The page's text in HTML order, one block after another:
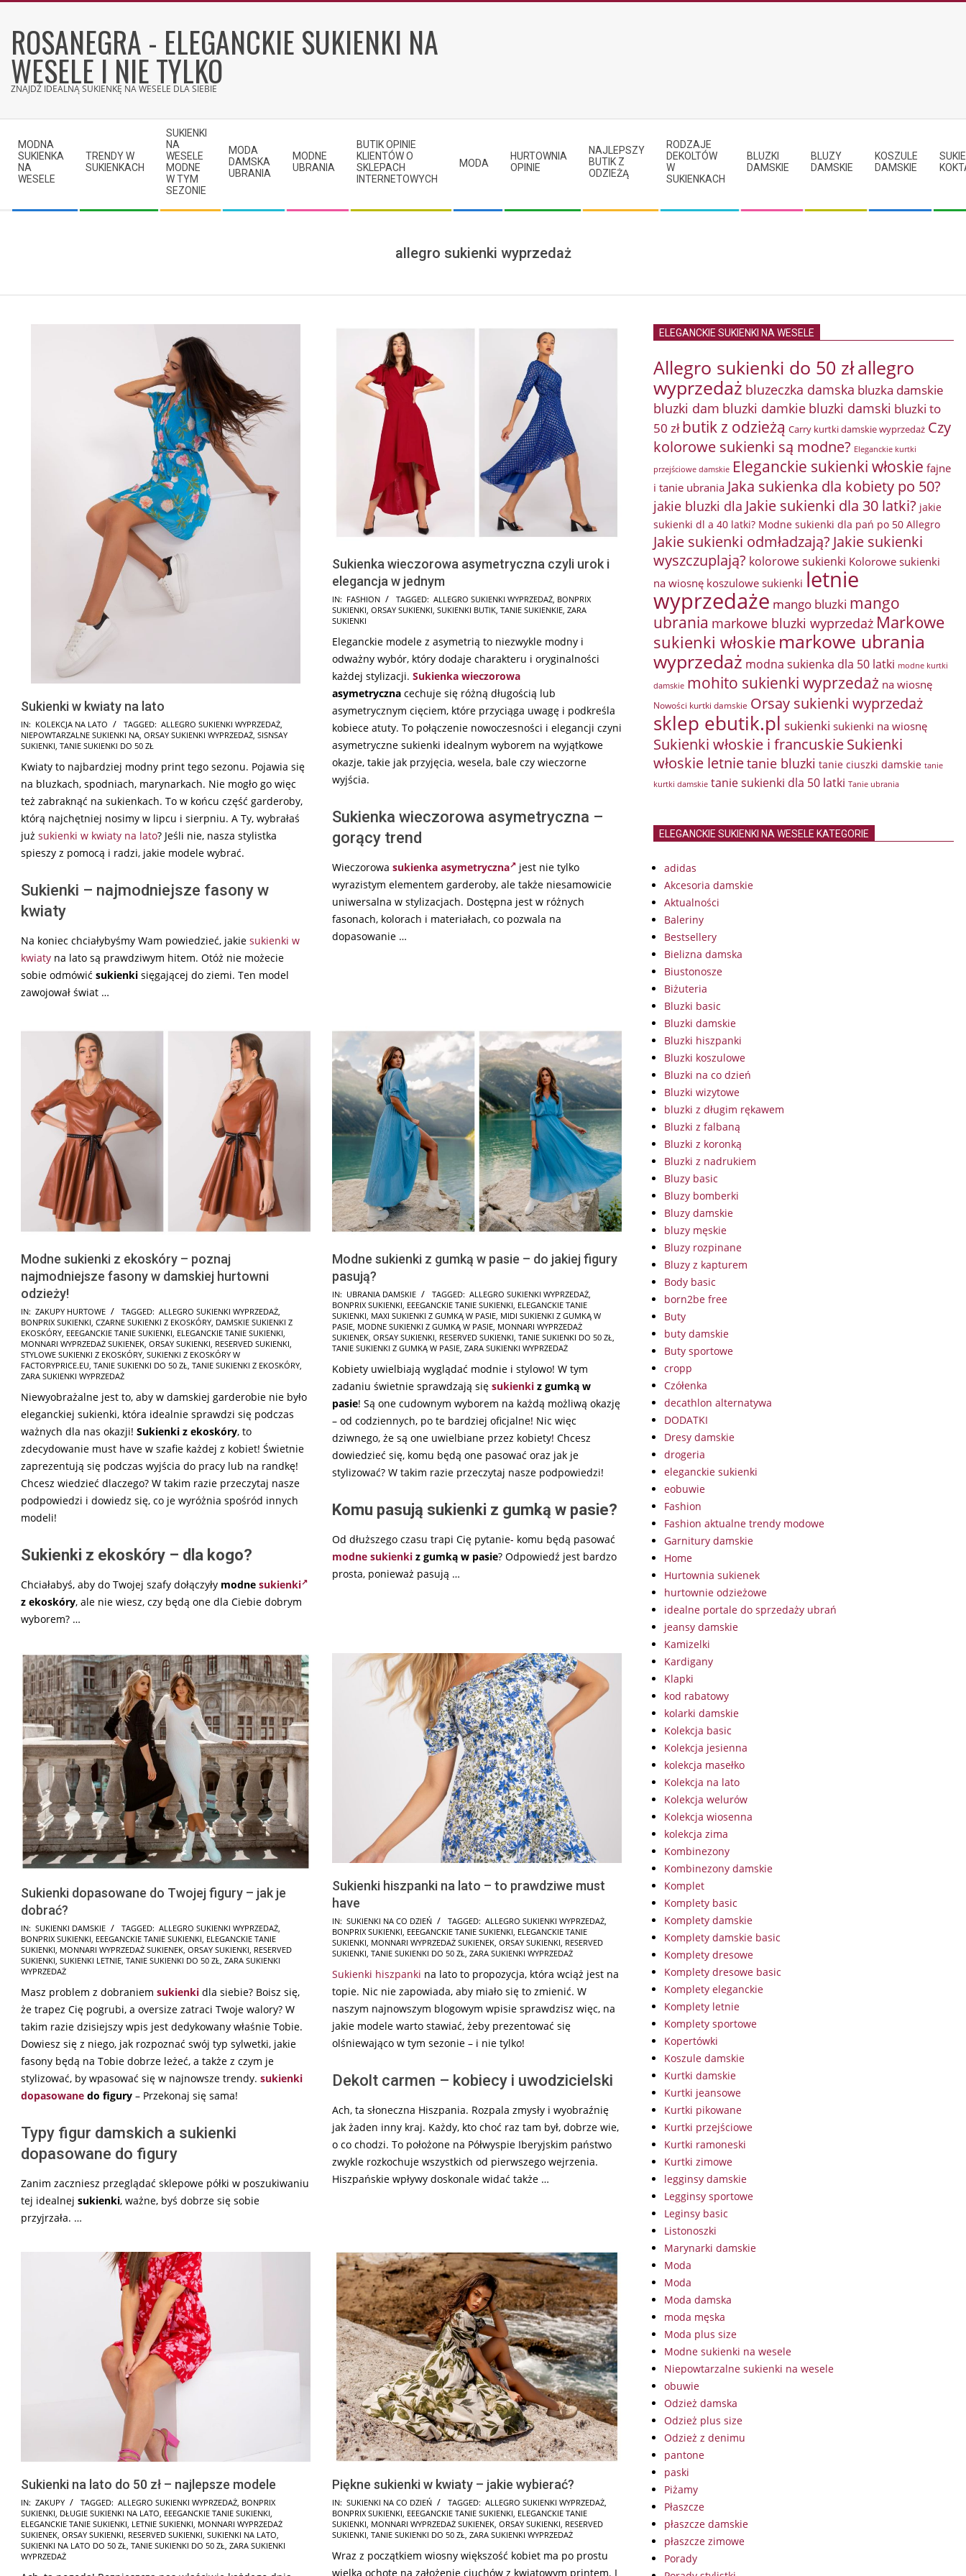
contentROSANEGRA - ELEGANCKIE SUKIENKI NA
WESELE I NIE TYLKO
ZNAJDŹ IDEALNĄ SUKIENKĘ NA WESELE DLA SIEBIE
Navigation
Menu
MODNA
SUKIENKA
NA
WESELE
TRENDY W
SUKIENKACH
SUKIENKI
NA
WESELE
MODNE
W TYM
SEZONIE
MODA
DAMSKA
UBRANIA
MODNE
UBRANIA
BUTIK OPINIE
KLIENTÓW O
SKLEPACH
INTERNETOWYCH
MODA
HURTOWNIA
OPINIE
NAJLEPSZY
BUTIK Z
ODZIEŻĄ
RODZAJE
DEKOLTÓW
W
SUKIENKACH
BLUZKI
DAMSKIE
BLUZY
DAMSKIE
KOSZULE
DAMSKIE
allegro sukienki wyprzedaż
Sukienki w kwiaty na lato
2025-
10-
IN: KOLEKCJA NA LATO TAGGED: ALLEGRO SUKIENKI WYPRZEDAŻ,
NIEPOWTARZALNE SUKIENKI NA, ORSAY SUKIENKI WYPRZEDAŻ, SISNSAY
SUKIENKI, TANIE SUKIENKI DO 50 ZŁ
Kwiaty to najbardziej modny print tego sezonu. Pojawia się
na bluzkach, spodniach, marynarkach. Nie mogło go więc
też zabraknąć na sukienkach. To w końcu część garderoby,
którą najchętniej nosimy w lipcu i sierpniu. A Ty, wybrałaś
już sukienki w kwiaty na lato? Jeśli nie, nasza stylistka
spieszy z pomocą i radzi, jakie modele wybrać.
Sukienki – najmodniejsze fasony w
kwiaty
Na koniec chciałybyśmy Wam powiedzieć, jakie sukienki w
kwiaty na lato są prawdziwym hitem. Otóż nie możecie
sobie odmówić sukienki sięgającej do ziemi. Ten model
zawojował świat …
Sukienka wieczorowa asymetryczna czyli urok i
elegancja w jednym
2025-
10-
IN: FASHION TAGGED: ALLEGRO SUKIENKI WYPRZEDAŻ, BONPRIX
SUKIENKI, ORSAY SUKIENKI, SUKIENKI BUTIK, TANIE SUKIENKIE, ZARA
SUKIENKI
Eleganckie modele z asymetrią to niezwykle modny i
odważny wybór, który dodaje charakteru i oryginalności
każdej stylizacji. Sukienka wieczorowa
asymetryczna cechuje się różną długością lub
asymetrycznym cięciem, które przyciąga uwagę i podkreśla
kobiece atuty. To połączenie nowoczesności i elegancji czyni
asymetryczne sukienki idealnym wyborem na wyjątkowe
okazje, takie jak przyjęcia, wesela, bale czy wieczorne
wyjścia.
Sukienka wieczorowa asymetryczna –
gorący trend
Wieczorowa sukienka asymetryczna
jest nie tylko
wyrazistym elementem garderoby, ale także niesamowicie
uniwersalna w stylizacjach. Dostępna jest w różnych
fasonach, kolorach i materiałach, co pozwala na
dopasowanie …
Modne sukienki z ekoskóry – poznaj
najmodniejsze fasony w damskiej hurtowni
odzieży!
2025-
08-
20
IN: ZAKUPY HURTOWE TAGGED: ALLEGRO SUKIENKI WYPRZEDAŻ,
BONPRIX SUKIENKI, CZARNE SUKIENKI Z EKOSKÓRY, DAMSKIE SUKIENKI Z
EKOSKÓRY, EEEGANCKIE TANIE SUKIENKI, ELEGANCKIE TANIE SUKIENKI,
MONNARI WYPRZEDAŻ SUKIENEK, ORSAY SUKIENKI, RESERVED SUKIENKI,
STYLOWE SUKIENKI Z EKOSKÓRY, SUKIENKI Z EKOSKÓRY W
FACTORYPRICE.EU, TANIE SUKIENKI DO 50 ZŁ, TANIE SUKIENKI Z EKOSKÓRY,
ZARA SUKIENKI WYPRZEDAŻ
Niewyobrażalne jest to, aby w damskiej garderobie nie było
eleganckiej sukienki, która idealnie sprawdzi się podczas
ważnych dla nas okazji! Sukienki z ekoskóry, to
zdecydowanie must have w szafie każdej z kobiet! Świetnie
zaprezentują się podczas wyjścia do pracy lub na randkę!
Chcesz wiedzieć dlaczego? W takim razie przeczytaj nasze
podpowiedzi i dowiedz się, co je wyróżnia spośród innych
modeli!
Sukienki z ekoskóry – dla kogo?
Chciałabyś, aby do Twojej szafy dołączyły modne sukienki
z ekoskóry, ale nie wiesz, czy będą one dla Ciebie dobrym
wyborem? …
Modne sukienki z gumką w pasie – do jakiej figury
pasują?
2025-
08-
16
IN: UBRANIA DAMSKIE TAGGED: ALLEGRO SUKIENKI WYPRZEDAŻ,
BONPRIX SUKIENKI, EEEGANCKIE TANIE SUKIENKI, ELEGANCKIE TANIE
SUKIENKI, MAXI SUKIENKI Z GUMKĄ W PASIE, MIDI SUKIENKI Z GUMKĄ W
PASIE, MODNE SUKIENKI Z GUMKĄ W PASIE, MONNARI WYPRZEDAŻ
SUKIENEK, ORSAY SUKIENKI, RESERVED SUKIENKI, TANIE SUKIENKI DO 50 ZŁ,
TANIE SUKIENKI Z GUMKĄ W PASIE, ZARA SUKIENKI WYPRZEDAŻ
Kobiety uwielbiają wyglądać modnie i stylowo! W tym
zadaniu świetnie sprawdzają się sukienki z gumką w
pasie! Są one cudownym wyborem na każdą możliwą okazję
– od codziennych, po te bardziej oficjalne! Nic więc
dziwnego, że są one uwielbiane przez kobiety! Chcesz
dowiedzieć się, komu będą one pasować oraz jak je
stylizować? W takim razie przeczytaj nasze podpowiedzi!
Komu pasują sukienki z gumką w pasie?
Od dłuższego czasu trapi Cię pytanie- komu będą pasować
modne sukienki z gumką w pasie? Odpowiedź jest bardzo
prosta, ponieważ pasują …
Sukienki dopasowane do Twojej figury – jak je
dobrać?
2025-
07-
31
IN: SUKIENKI DAMSKIE TAGGED: ALLEGRO SUKIENKI WYPRZEDAŻ,
BONPRIX SUKIENKI, EEEGANCKIE TANIE SUKIENKI, ELEGANCKIE TANIE
SUKIENKI, MONNARI WYPRZEDAŻ SUKIENEK, ORSAY SUKIENKI, RESERVED
SUKIENKI, SUKIENKI LETNIE, TANIE SUKIENKI DO 50 ZŁ, ZARA SUKIENKI
WYPRZEDAŻ
Masz problem z dobraniem sukienki dla siebie? Boisz się,
że trapez Cię pogrubi, a oversize zatraci Twoje walory? W
takim razie dzisiejszy wpis jest dedykowany właśnie Tobie.
Dowiesz się z niego, jak rozpoznać swój typ sylwetki, jakie
fasony będą na Tobie dobrze leżeć, a także z czym je
stylizować, by wpasować się w najnowsze trendy. sukienki
dopasowane do figury – Przekonaj się sama!
Typy figur damskich a sukienki
dopasowane do figury
Zanim zaczniesz przeglądać sklepowe półki w poszukiwaniu
tej idealnej sukienki, ważne, byś dobrze się sobie
przyjrzała. …
Sukienki hiszpanki na lato – to prawdziwe must
have
2025-
07-
28
IN: SUKIENKI NA CO DZIEŃ TAGGED: ALLEGRO SUKIENKI WYPRZEDAŻ,
BONPRIX SUKIENKI, EEEGANCKIE TANIE SUKIENKI, ELEGANCKIE TANIE
SUKIENKI, MONNARI WYPRZEDAŻ SUKIENEK, ORSAY SUKIENKI, RESERVED
SUKIENKI, TANIE SUKIENKI DO 50 ZŁ, ZARA SUKIENKI WYPRZEDAŻ
Sukienki hiszpanki na lato to propozycja, która wciąż jest na
topie. Nic nie zapowiada, aby miało się to zmienić. W
naszym najnowszym blogowym wpisie sprawdzisz więc, na
jakie modele warto stawiać, żeby prezentować się
olśniewająco w tym sezonie – i nie tylko!
Dekolt carmen – kobiecy i uwodzicielski
Ach, ta słoneczna Hiszpania. Rozpala zmysły i wyobraźnię
jak żaden inny kraj. Każdy, kto choć raz tam był, dobrze wie,
o co chodzi. To położone na Półwyspie Iberyjskim państwo
zwykle rozkochuje wszystkich od pierwszego wejrzenia.
Hiszpańskie wpływy doskonale widać także …
Sukienki na lato do 50 zł – najlepsze modele
2025-
07-
26
IN: ZAKUPY TAGGED: ALLEGRO SUKIENKI WYPRZEDAŻ, BONPRIX
SUKIENKI, DŁUGIE SUKIENKI NA LATO, EEEGANCKIE TANIE SUKIENKI,
ELEGANCKIE TANIE SUKIENKI, LETNIE SUKIENKI, MONNARI WYPRZEDAŻ
SUKIENEK, ORSAY SUKIENKI, RESERVED SUKIENKI, SUKIENKI NA LATO,
SUKIENKI NA LATO DO 50 ZŁ, TANIE SUKIENKI DO 50 ZŁ, ZARA SUKIENKI
WYPRZEDAŻ
Piękne sukienki w kwiaty – jakie wybierać?
2025-
07-
24
IN: SUKIENKI NA CO DZIEŃ TAGGED: ALLEGRO SUKIENKI WYPRZEDAŻ,
BONPRIX SUKIENKI, EEEGANCKIE TANIE SUKIENKI, ELEGANCKIE TANIE
SUKIENKI, MONNARI WYPRZEDAŻ SUKIENEK, ORSAY SUKIENKI, RESERVED
SUKIENKI, TANIE SUKIENKI DO 50 ZŁ, ZARA SUKIENKI WYPRZEDAŻ
Wraz z początkiem wiosny większość kobiet ma po prostu
wielką ochotę na założenie ciuchów z kwiatowym printem. I
ELEGANCKIE SUKIENKI NA WESELE
Allegro sukienki do 50 złallegro
wyprzedaż bluzeczka damska bluzka damskie
bluzki dam bluzki damkie bluzki damski bluzki to
50 zł butik z odzieżą Carry kurtki damskie wyprzedaż Czy
kolorowe sukienki są modne? Eleganckie kurtki
przejściowe damskie Eleganckie sukienki włoskie fajne
i tanie ubrania Jaka sukienka dla kobiety po 50?
jakie bluzki dla Jakie sukienki dla 30 latki? jakie
sukienki dl a 40 latki? Modne sukienki dla pań po 50 Allegro
Jakie sukienki odmładzają? Jakie sukienki
wyszczuplają? kolorowe sukienki Kolorowe sukienki
na wiosnę koszulowe sukienki letnie
wyprzedaże mango bluzki mango
ubrania markowe bluzki wyprzedaż Markowe
sukienki włoskie markowe ubrania
wyprzedaż modna sukienka dla 50 latki modne kurtki
damskie mohito sukienki wyprzedaż na wiosnę
Nowości kurtki damskie Orsay sukienki wyprzedaż
sklep ebutik.pl sukienki sukienki na wiosnę
Sukienki włoskie i francuskieSukienki
włoskie letnietanie bluzki tanie ciuszki damskie tanie
kurtki damskie tanie sukienki dla 50 latki Tanie ubrania
ELEGANCKIE SUKIENKI NA WESELE KATEGORIE
adidas
Akcesoria damskie
Aktualności
Baleriny
Bestsellery
Bielizna damska
Biustonosze
Biżuteria
Bluzki basic
Bluzki damskie
Bluzki hiszpanki
Bluzki koszulowe
Bluzki na co dzień
Bluzki wizytowe
bluzki z długim rękawem
Bluzki z falbaną
Bluzki z koronką
Bluzki z nadrukiem
Bluzy basic
Bluzy bomberki
Bluzy damskie
bluzy męskie
Bluzy rozpinane
Bluzy z kapturem
Body basic
born2be free
Buty
buty damskie
Buty sportowe
cropp
Czółenka
decathlon alternatywa
DODATKI
Dresy damskie
drogeria
eleganckie sukienki
eobuwie
Fashion
Fashion aktualne trendy modowe
Garnitury damskie
Home
Hurtownia sukienek
hurtownie odzieżowe
idealne portale do sprzedaży ubrań
jeansy damskie
Kamizelki
Kardigany
Klapki
kod rabatowy
kolarki damskie
Kolekcja basic
Kolekcja jesienna
kolekcja masełko
Kolekcja na lato
Kolekcja welurów
Kolekcja wiosenna
kolekcja zima
Kombinezony
Kombinezony damskie
Komplet
Komplety basic
Komplety damskie
Komplety damskie basic
Komplety dresowe
Komplety dresowe basic
Komplety eleganckie
Komplety letnie
Komplety sportowe
Kopertówki
Koszule damskie
Kurtki damskie
Kurtki jeansowe
Kurtki pikowane
Kurtki przejściowe
Kurtki ramoneski
Kurtki zimowe
legginsy damskie
Legginsy sportowe
Leginsy basic
Listonoszki
Marynarki damskie
Moda
Moda
Moda damska
moda męska
Moda plus size
Modne sukienki na wesele
Niepowtarzalne sukienki na wesele
obuwie
Odzież damska
Odzież plus size
Odzież z denimu
pantone
paski
Piżamy
Płaszcze
płaszcze damskie
płaszcze zimowe
Porady